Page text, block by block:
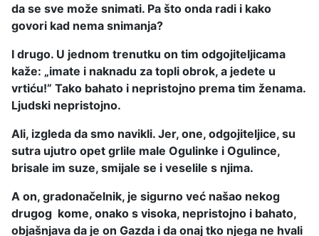
da se sve može snimati. Pa što onda radi i kako
govori kad nema snimanja?
I drugo. U jednom trenutku on tim odgojiteljicama
kaže: „imate i naknadu za topli obrok, a jedete u
vrtiću!” Tako bahato i nepristojno prema tim ženama.
Ljudski nepristojno.
Ali, izgleda da smo navikli. Jer, one, odgojiteljice, su
sutra ujutro opet grlile male Ogulinke i Ogulince,
brisale im suze, smijale se i veselile s njima.
A on, gradonačelnik, je sigurno već našao nekog
drugog kome, onako s visoka, nepristojno i bahato,
objašnjava da je on Gazda i da onaj tko njega ne hvali